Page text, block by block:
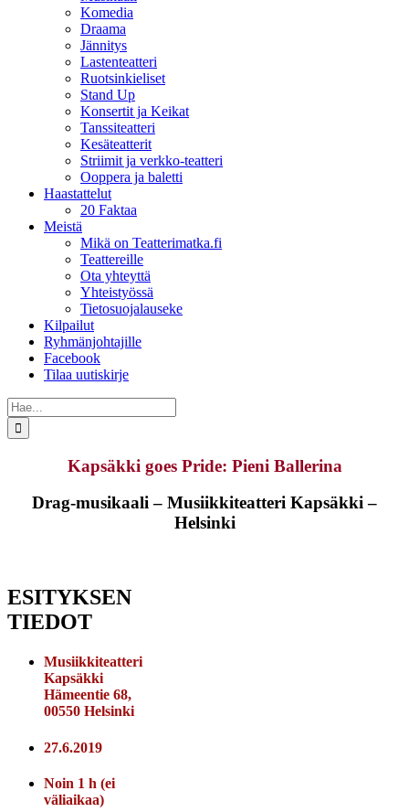
Komedia
Draama
Jännitys
Lastenteatteri
Ruotsinkieliset
Stand Up
Konsertit ja Keikat
Tanssiteatteri
Kesäteatterit
Striimit ja verkko-teatteri
Ooppera ja baletti
Haastattelut
20 Faktaa
Meistä
Mikä on Teatterimatka.fi
Teattereille
Ota yhteyttä
Yhteistyössä
Tietosuojalauseke
Kilpailut
Ryhmänjohtajille
Facebook
Tilaa uutiskirje
Etsi
...
Kapsäkki goes Pride: Pieni Ballerina
Drag-musikaali – Musiikkiteatteri Kapsäkki –
Helsinki
ESITYKSEN
TIEDOT
Musiikkiteatteri
Kapsäkki
Hämeentie 68,
00550 Helsinki
27.6.2019
Noin 1 h (ei
väliaikaa)